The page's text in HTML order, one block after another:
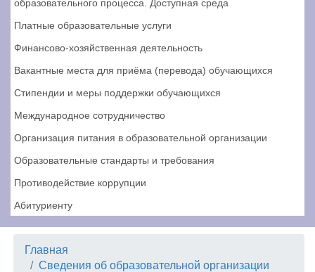
образовательного процесса. Доступная среда
Платные образовательные услуги
Финансово-хозяйственная деятельность
Вакантные места для приёма (перевода) обучающихся
Стипендии и меры поддержки обучающихся
Международное сотрудничество
Организация питания в образовательной организации
Образовательные стандарты и требования
Противодействие коррупции
Абитуриенту
Главная
Сведения об образовательной организации